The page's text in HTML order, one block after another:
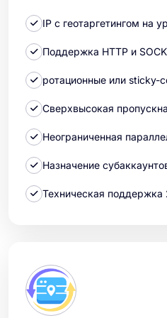
IP с геотаргетингом на
Поддержка HTTP и
ротационные или sticky-
Сверхвысокая
Неограниченная
Назначение
Техническая поддержка